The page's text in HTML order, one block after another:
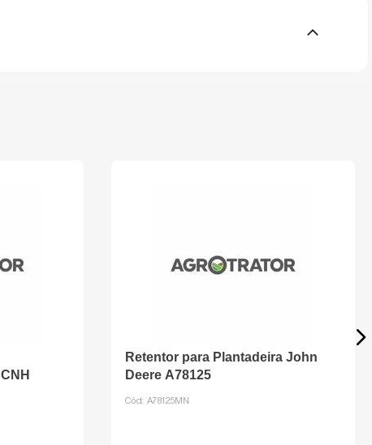
Retentor para Plantadeira John
Deere A78125
Cód: A78125MN